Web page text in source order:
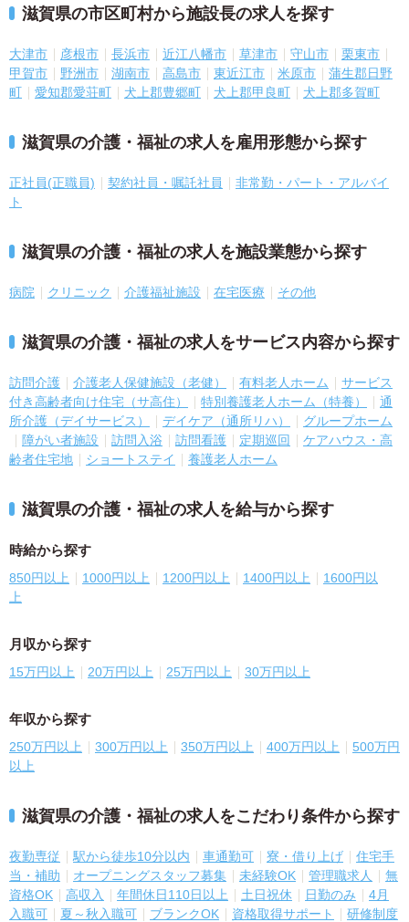
滋賀県の市区町村から施設長の求人を探す
大津市 彦根市 長浜市 近江八幡市 草津市 守山市
栗東市
甲賀市
野洲市 湖南市 高島市 東近江市 米原市
蒲生郡日野
町
愛知郡愛荘町 犬上郡豊郷町 犬上郡甲良町 犬上郡多賀町
滋賀県の介護・福祉の求人を雇用形態から探す
正社員(正職員) 契約社員・嘱託社員
非常勤・パート・アルバイ
ト
滋賀県の介護・福祉の求人を施設業態から探す
病院 クリニック 介護福祉施設 在宅医療 その他
滋賀県の介護・福祉の求人をサービス内容から探す
訪問介護 介護老人保健施設（老健） 有料老人ホーム
サービス
付き高齢者向け住宅（サ高住）
特別養護老人ホーム（特養）
通
所介護（デイサービス）
デイケア（通所リハ）
グループホーム
障がい者施設
訪問入浴 訪問看護 定期巡回
ケアハウス・高
齢者住宅地
ショートステイ 養護老人ホーム
滋賀県の介護・福祉の求人を給与から探す
時給から探す
850円以上 1000円以上 1200円以上 1400円以上
1600円以
上
月収から探す
15万円以上 20万円以上 25万円以上 30万円以上
年収から探す
250万円以上 300万円以上 350万円以上 400万円以上
500万円
以上
滋賀県の介護・福祉の求人をこだわり条件から探す
夜勤専従 駅から徒歩10分以内 車通勤可 寮・借り上げ
住宅手
当・補助
オープニングスタッフ募集 未経験OK 管理職求人
無
資格OK
高収入 年間休日110日以上 土日祝休 日勤のみ
4月
入職可
夏～秋入職可 ブランクOK 資格取得サポート
研修制度